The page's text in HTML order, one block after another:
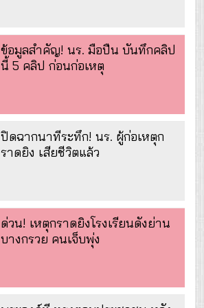
ข้อมูลสำคัญ! นร. มือปืน บันทึกคลิป
นี้ 5 คลิป ก่อนก่อเหตุ
ปิดฉากนาทีระทึก! นร. ผู้ก่อเหตุก
ราดยิง เสียชีวิตแล้ว
ด่วน! เหตุกราดยิงโรงเรียนดังย่าน
บางกรวย คนเจ็บพุ่ง